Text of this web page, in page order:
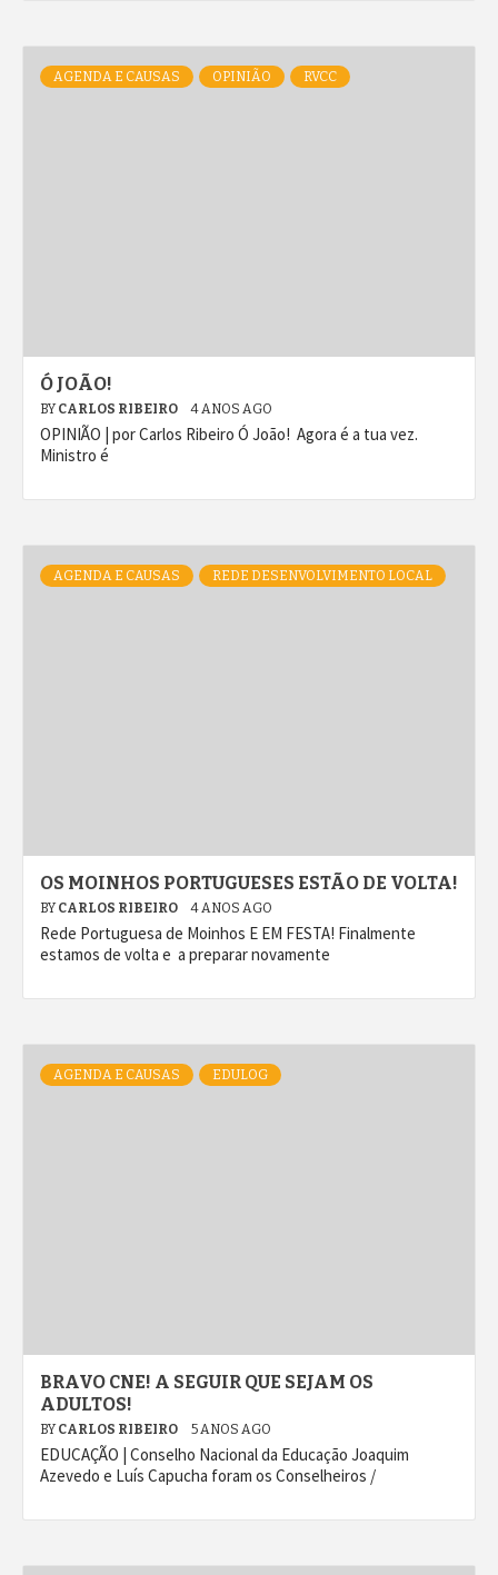
AGENDA E CAUSAS OPINIÃO RVCC
Ó JOÃO!
BY CARLOS RIBEIRO 4 ANOS AGO
OPINIÃO | por Carlos Ribeiro Ó João! Agora é a tua vez.
Ministro é
AGENDA E CAUSAS REDE DESENVOLVIMENTO LOCAL
OS MOINHOS PORTUGUESES ESTÃO DE VOLTA!
BY CARLOS RIBEIRO 4 ANOS AGO
Rede Portuguesa de Moinhos E EM FESTA! Finalmente
estamos de volta e a preparar novamente
AGENDA E CAUSAS EDULOG
BRAVO CNE! A SEGUIR QUE SEJAM OS
ADULTOS!
BY CARLOS RIBEIRO 5 ANOS AGO
EDUCAÇÃO | Conselho Nacional da Educação Joaquim
Azevedo e Luís Capucha foram os Conselheiros /